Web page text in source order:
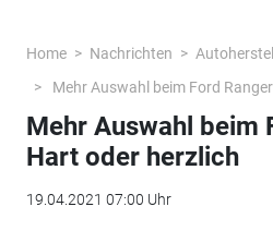
Home Nachrichten
Mehr Auswahl beim Ford
Mehr Auswahl beim
Hart oder herzlich
19.04.2021 07:00 Uhr